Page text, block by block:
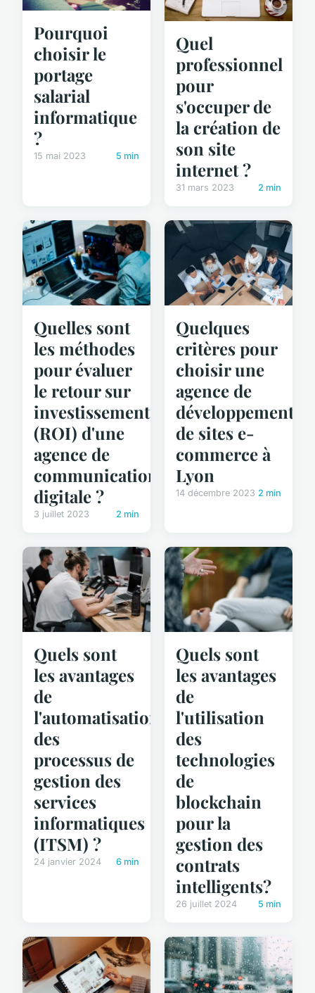
Pourquoi
choisir le
portage
salarial
informatique
?
15 mai 2023 5 min
Quel
professionnel
pour
s'occuper de
la création de
son site
internet ?
31 mars 2023 2 min
Quelles sont
les méthodes
pour évaluer
le retour sur
investissement
(ROI) d'une
agence de
communication
digitale ?
3 juillet 2023 2 min
Quelques
critères pour
choisir une
agence de
développement
de sites e-
commerce à
Lyon
14 décembre 2023 2 min
Quels sont
les avantages
de
l'automatisation
des
processus de
gestion des
services
informatiques
(ITSM) ?
24 janvier 2024 6 min
Quels sont
les avantages
de
l'utilisation
des
technologies
de
blockchain
pour la
gestion des
contrats
intelligents?
26 juillet 2024 5 min